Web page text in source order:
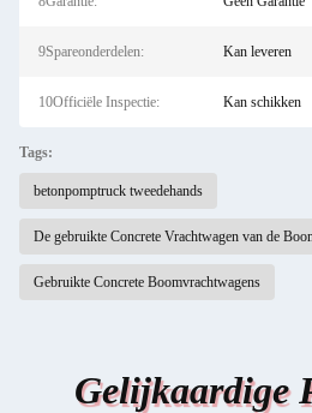
9Spareonderdelen: Kan leveren
10Officiële Inspectie: Kan schikken
Tags:
betonpomptruck tweedehands
De gebruikte Concrete Vrachtwagen van de
Gebruikte Concrete Boomvrachtwagens
Gelijkaardige